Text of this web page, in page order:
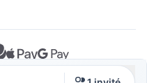
© 2026 Crovillas GmbH